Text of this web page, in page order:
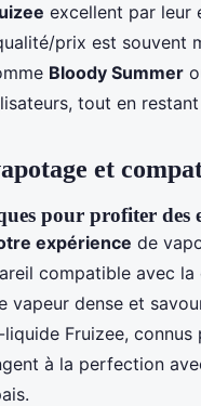
excellent par leur
prix est souvent
Bloody Summer
tout en
et
pour profiter des
expérience de
compatible avec
vapeur dense et
liquide Fruizee,
à la perfection